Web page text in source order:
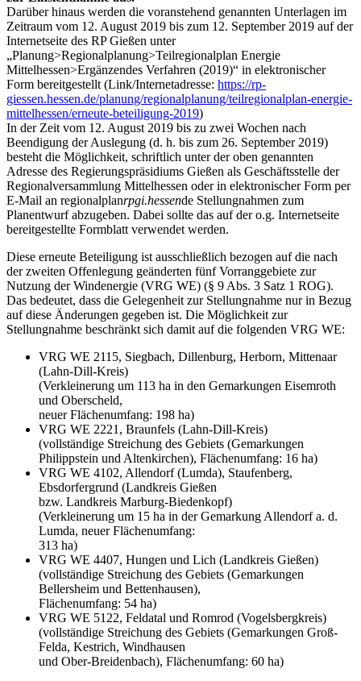
Darüber hinaus werden die voranstehend genannten Unterlagen im
Zeitraum vom 12. August 2019 bis zum 12. September 2019 auf der
Internetseite des RP Gießen unter
„Planung>Regionalplanung>Teilregionalplan Energie
Mittelhessen>Ergänzendes Verfahren (2019)“ in elektronischer
Form bereitgestellt (Link/Internetadresse: https://rp-
giessen.hessen.de/planung/regionalplanung/teilregionalplan-energie-
mittelhessen/erneute-beteiligung-2019)
In der Zeit vom 12. August 2019 bis zu zwei Wochen nach
Beendigung der Auslegung (d. h. bis zum 26. September 2019)
besteht die Möglichkeit, schriftlich unter der oben genannten
Adresse des Regierungspräsidiums Gießen als Geschäftsstelle der
Regionalversammlung Mittelhessen oder in elektronischer Form per
E-Mail an regionalplanrpgi.hessende Stellungnahmen zum
Planentwurf abzugeben. Dabei sollte das auf der o.g. Internetseite
bereitgestellte Formblatt verwendet werden.
Diese erneute Beteiligung ist ausschließlich bezogen auf die nach
der zweiten Offenlegung geänderten fünf Vorranggebiete zur
Nutzung der Windenergie (VRG WE) (§ 9 Abs. 3 Satz 1 ROG).
Das bedeutet, dass die Gelegenheit zur Stellungnahme nur in Bezug
auf diese Änderungen gegeben ist. Die Möglichkeit zur
Stellungnahme beschränkt sich damit auf die folgenden VRG WE:
VRG WE 2115, Siegbach, Dillenburg, Herborn, Mittenaar
(Lahn-Dill-Kreis)
(Verkleinerung um 113 ha in den Gemarkungen Eisemroth
und Oberscheld,
neuer Flächenumfang: 198 ha)
VRG WE 2221, Braunfels (Lahn-Dill-Kreis)
(vollständige Streichung des Gebiets (Gemarkungen
Philippstein und Altenkirchen), Flächenumfang: 16 ha)
VRG WE 4102, Allendorf (Lumda), Staufenberg,
Ebsdorfergrund (Landkreis Gießen
bzw. Landkreis Marburg-Biedenkopf)
(Verkleinerung um 15 ha in der Gemarkung Allendorf a. d.
Lumda, neuer Flächenumfang:
313 ha)
VRG WE 4407, Hungen und Lich (Landkreis Gießen)
(vollständige Streichung des Gebiets (Gemarkungen
Bellersheim und Bettenhausen),
Flächenumfang: 54 ha)
VRG WE 5122, Feldatal und Romrod (Vogelsbergkreis)
(vollständige Streichung des Gebiets (Gemarkungen Groß-
Felda, Kestrich, Windhausen
und Ober-Breidenbach), Flächenumfang: 60 ha)